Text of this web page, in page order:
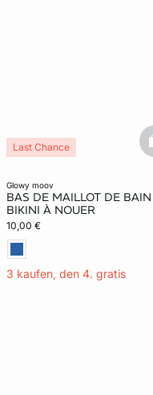
glowy moov
BAS DE MAILLOT DE BAIN
BIKINI À NOUER
10,00 €
3 kaufen, den 4. gratis
Last Chance